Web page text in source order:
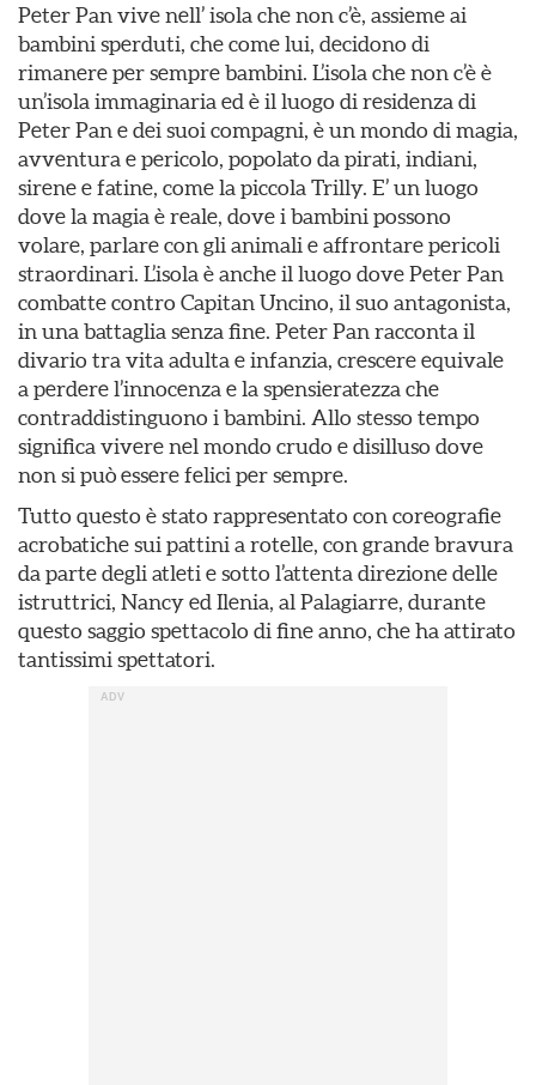
Peter Pan vive nell’ isola che non c’è, assieme ai
bambini sperduti, che come lui, decidono di
rimanere per sempre bambini. L’isola che non c’è è
un’isola immaginaria ed è il luogo di residenza di
Peter Pan e dei suoi compagni, è un mondo di magia,
avventura e pericolo, popolato da pirati, indiani,
sirene e fatine, come la piccola Trilly. E’ un luogo
dove la magia è reale, dove i bambini possono
volare, parlare con gli animali e affrontare pericoli
straordinari. L’isola è anche il luogo dove Peter Pan
combatte contro Capitan Uncino, il suo antagonista,
in una battaglia senza fine. Peter Pan racconta il
divario tra vita adulta e infanzia, crescere equivale
a perdere l’innocenza e la spensieratezza che
contraddistinguono i bambini. Allo stesso tempo
significa vivere nel mondo crudo e disilluso dove
non si può essere felici per sempre.
Tutto questo è stato rappresentato con coreografie
acrobatiche sui pattini a rotelle, con grande bravura
da parte degli atleti e sotto l’attenta direzione delle
istruttrici, Nancy ed Ilenia, al Palagiarre, durante
questo saggio spettacolo di fine anno, che ha attirato
tantissimi spettatori.